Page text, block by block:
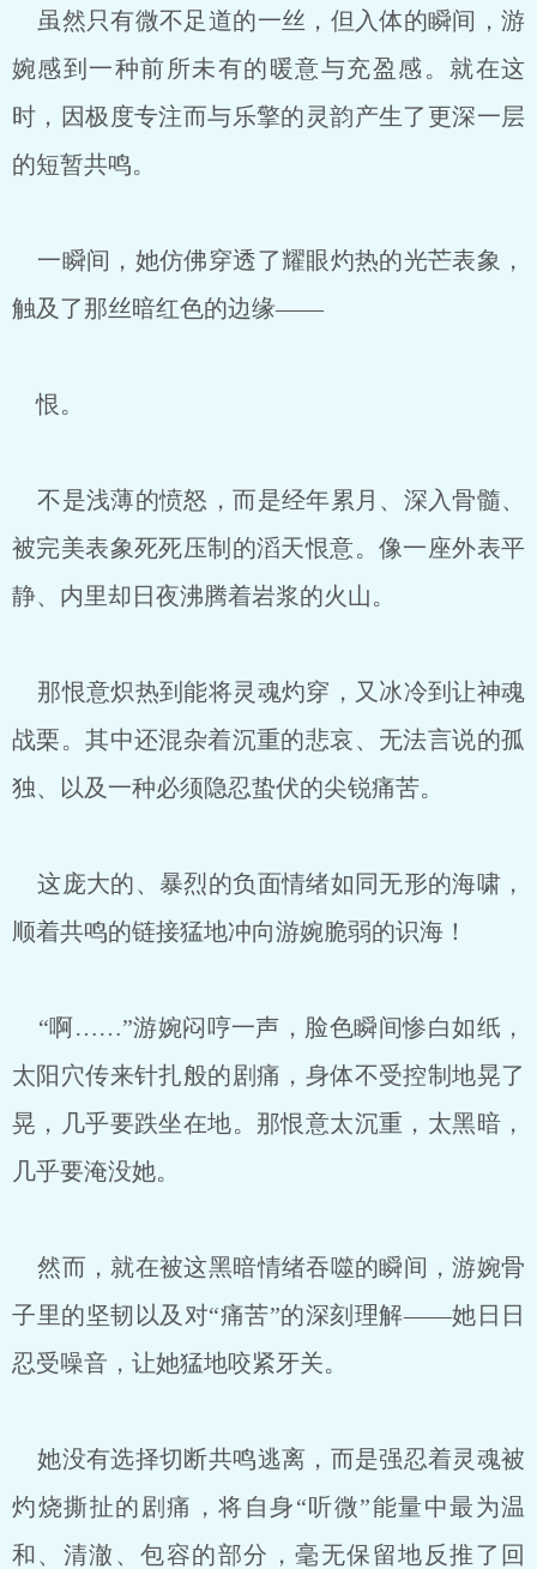
虽然只有微不足道的一丝，但入体的瞬间，游
婉感到一种前所未有的暖意与充盈感。就在这
时，因极度专注而与乐擎的灵韵产生了更深一层
的短暂共鸣。
一瞬间，她仿佛穿透了耀眼灼热的光芒表象，
触及了那丝暗红色的边缘——
恨。
不是浅薄的愤怒，而是经年累月、深入骨髓、
被完美表象死死压制的滔天恨意。像一座外表平
静、内里却日夜沸腾着岩浆的火山。
那恨意炽热到能将灵魂灼穿，又冰冷到让神魂
战栗。其中还混杂着沉重的悲哀、无法言说的孤
独、以及一种必须隐忍蛰伏的尖锐痛苦。
这庞大的、暴烈的负面情绪如同无形的海啸，
顺着共鸣的链接猛地冲向游婉脆弱的识海！
“啊……”游婉闷哼一声，脸色瞬间惨白如纸，
太阳穴传来针扎般的剧痛，身体不受控制地晃了
晃，几乎要跌坐在地。那恨意太沉重，太黑暗，
几乎要淹没她。
然而，就在被这黑暗情绪吞噬的瞬间，游婉骨
子里的坚韧以及对“痛苦”的深刻理解——她日日
忍受噪音，让她猛地咬紧牙关。
她没有选择切断共鸣逃离，而是强忍着灵魂被
灼烧撕扯的剧痛，将自身“听微”能量中最为温
和、清澈、包容的部分，毫无保留地反推了回